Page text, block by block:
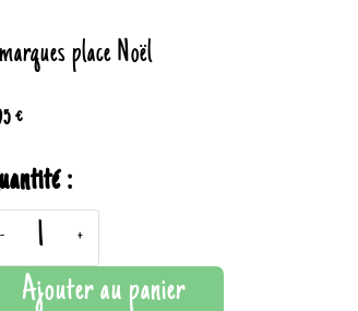
place Noël
€
:
- +
Ajouter au panier